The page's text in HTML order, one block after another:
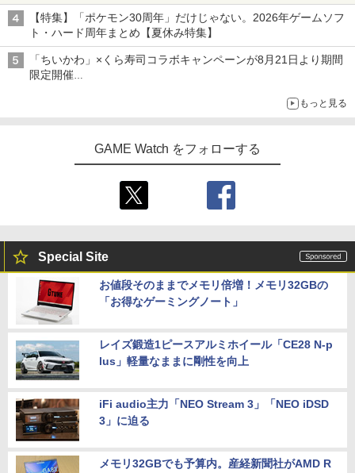
【特集】「ポケモン30周年」だけじゃない。2026年ゲームソフ
ト・ハード周年まとめ【夏休み特集】
「ちいかわ」×くら寿司コラボキャンペーンが8月21日より期間
限定開催
もっと見る
GAME Watch をフォローする
Special Site
お値段そのままでメモリ倍増！メモリ32GBの
「お得なゲーミングノート」
レイズ鍛造1ピースアルミホイール「CE28 N-p
lus」軽量なままに剛性を向上
iFi audio主力「NEO Stream 3」「NEO iDSD
3」に迫る
メモリ32GBでも予算内。産経新聞社がAMD R